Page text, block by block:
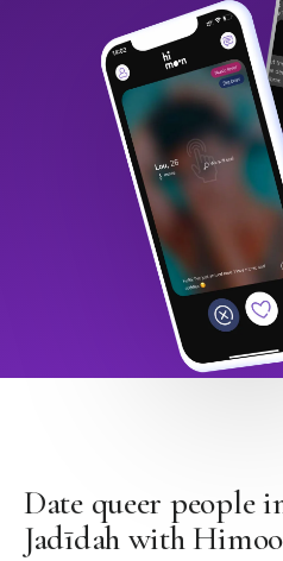
Date queer people
Jadīdah with